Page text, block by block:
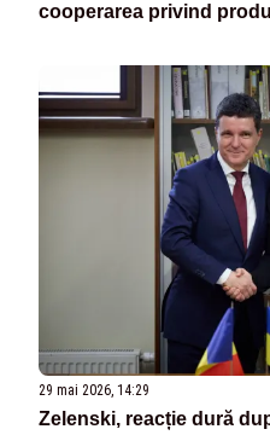
cooperarea privind
29 mai 2026, 14:29
Zelenski, reacție dură